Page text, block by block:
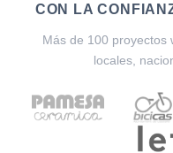
CON LA
Más de 100 proyectos
locales,